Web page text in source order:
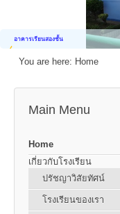
อาคารเรียนสองชั้น
You are here: Home
Main Menu
Home
เกี่ยวกับโรงเรียน
ปรัชญาวิสัยทัศน์
โรงเรียนของเรา